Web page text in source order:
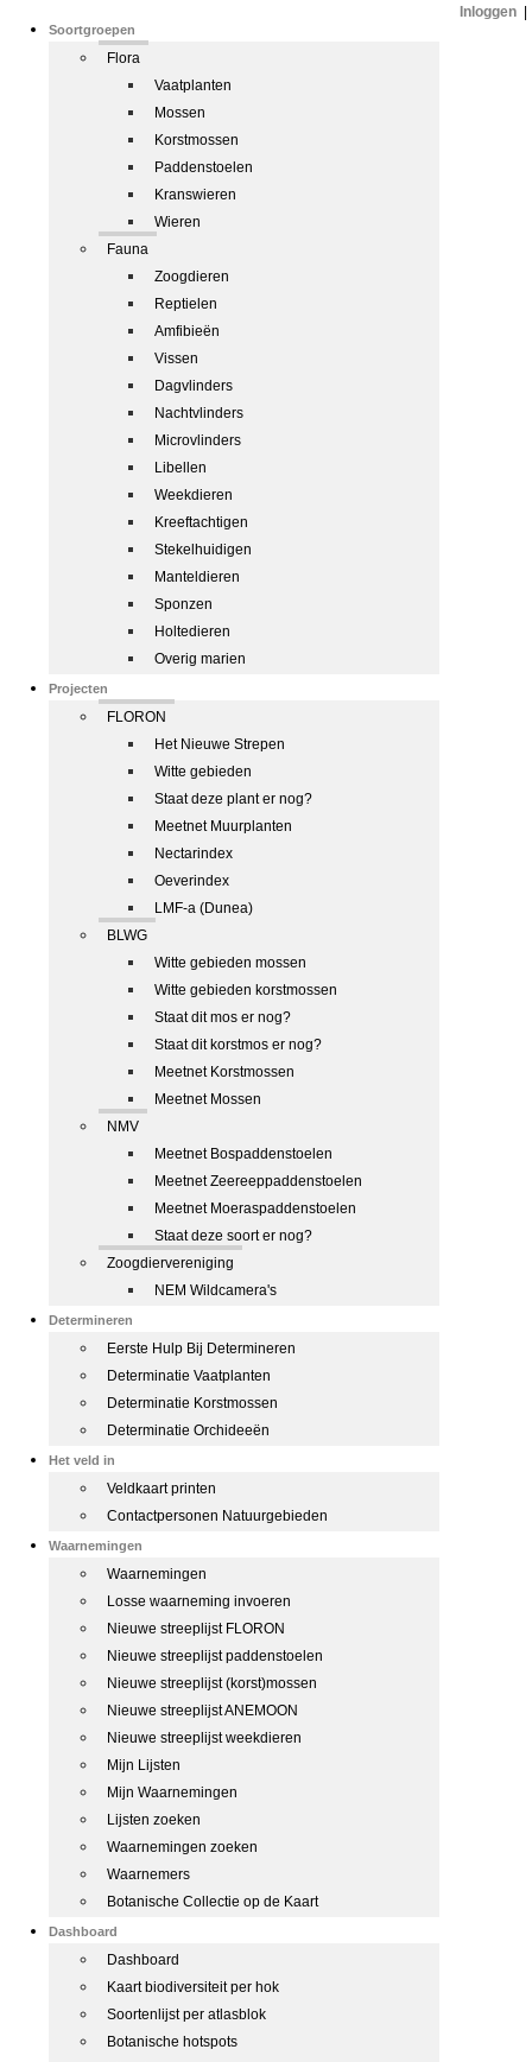
Soortgroepen
Flora
Vaatplanten
Mossen
Korstmossen
Paddenstoelen
Kranswieren
Wieren
Fauna
Zoogdieren
Reptielen
Amfibieën
Vissen
Dagvlinders
Nachtvlinders
Microvlinders
Libellen
Weekdieren
Kreeftachtigen
Stekelhuidigen
Manteldieren
Sponzen
Holtedieren
Overig marien
Projecten
FLORON
Het Nieuwe Strepen
Witte gebieden
Staat deze plant er nog?
Meetnet Muurplanten
Nectarindex
Oeverindex
LMF-a (Dunea)
BLWG
Witte gebieden mossen
Witte gebieden korstmossen
Staat dit mos er nog?
Staat dit korstmos er nog?
Meetnet Korstmossen
Meetnet Mossen
NMV
Meetnet Bospaddenstoelen
Meetnet Zeereeppaddenstoelen
Meetnet Moeraspaddenstoelen
Staat deze soort er nog?
Zoogdiervereniging
NEM Wildcamera's
Determineren
Eerste Hulp Bij Determineren
Determinatie Vaatplanten
Determinatie Korstmossen
Determinatie Orchideeën
Het veld in
Veldkaart printen
Contactpersonen Natuurgebieden
Waarnemingen
Waarnemingen
Losse waarneming invoeren
Nieuwe streeplijst FLORON
Nieuwe streeplijst paddenstoelen
Nieuwe streeplijst (korst)mossen
Nieuwe streeplijst ANEMOON
Nieuwe streeplijst weekdieren
Mijn Lijsten
Mijn Waarnemingen
Lijsten zoeken
Waarnemingen zoeken
Waarnemers
Botanische Collectie op de Kaart
Dashboard
Dashboard
Kaart biodiversiteit per hok
Soortenlijst per atlasblok
Botanische hotspots
Inloggen